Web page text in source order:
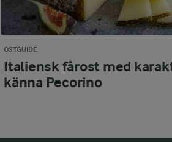
OSTGUIDE
Italiensk fårost med
känna Pecorino